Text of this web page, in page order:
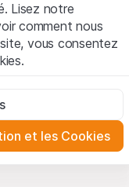
juridiques
AG (ci-après
compris et que
les notes
veuillez-
(par exemple, les
Lisez notre
comment nous
vous consentez
du site
du site
et les Cookies